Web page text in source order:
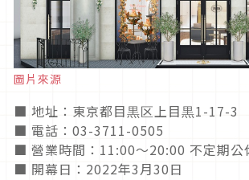
圖片來源
■ 地址：東京都目黒区上目黒1-17-3
■ 電話：03-3711-0505
■ 營業時間：11:00～20:00 不定期公
■ 開幕日：2022年3月30日